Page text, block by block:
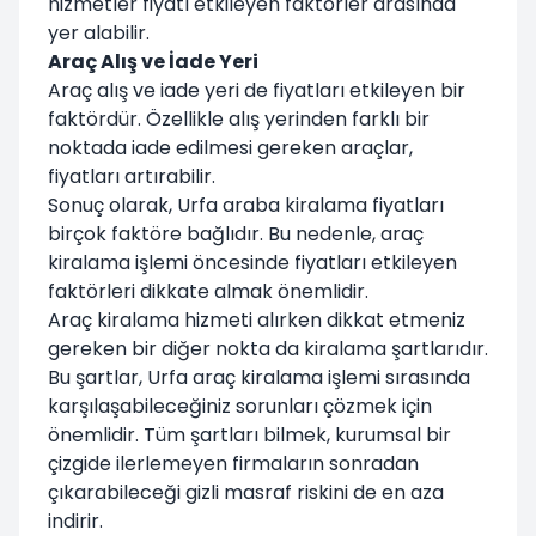
yer alabilir.
Araç Alış ve İade Yeri
Araç alış ve iade yeri de fiyatları etkileyen bir
faktördür. Özellikle alış yerinden farklı bir
noktada iade edilmesi gereken araçlar,
fiyatları artırabilir.
Sonuç olarak, Urfa araba kiralama fiyatları
birçok faktöre bağlıdır. Bu nedenle, araç
kiralama işlemi öncesinde fiyatları etkileyen
faktörleri dikkate almak önemlidir.
Araç kiralama hizmeti alırken dikkat etmeniz
gereken bir diğer nokta da kiralama şartlarıdır.
Bu şartlar, Urfa araç kiralama işlemi sırasında
karşılaşabileceğiniz sorunları çözmek için
önemlidir. Tüm şartları bilmek, kurumsal bir
çizgide ilerlemeyen firmaların sonradan
çıkarabileceği gizli masraf riskini de en aza
indirir.